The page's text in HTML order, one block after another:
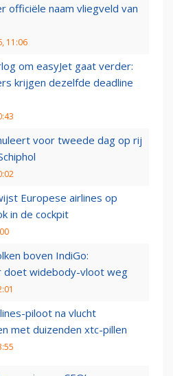
officiële naam vliegveld van
11:06
om easyJet gaat verder:
krijgen dezelfde deadline
voor tweede dag op rij
Europese airlines op
in de cockpit
boven IndiGo:
doet widebody-vloot weg
piloot na vlucht
met duizenden xtc-pillen